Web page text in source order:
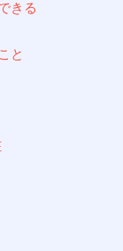
きる
と